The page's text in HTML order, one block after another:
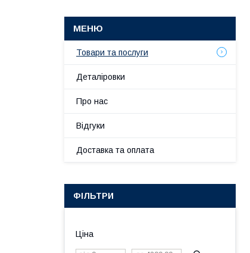
Товари та послуги
Деталіровки
Про нас
Відгуки
Доставка та оплата
ФІЛЬТРИ
Ціна